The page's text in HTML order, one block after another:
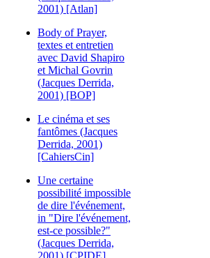
2001) [Atlan]
Body of Prayer,
textes et entretien
avec David Shapiro
et Michal Govrin
(Jacques Derrida,
2001) [BOP]
Le cinéma et ses
fantômes (Jacques
Derrida, 2001)
[CahiersCin]
Une certaine
possibilité impossible
de dire l'événement,
in "Dire l'événement,
est-ce possible?"
(Jacques Derrida,
2001) [CPIDE]